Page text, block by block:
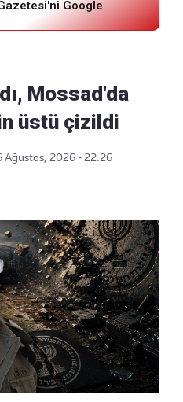
Google
Mossad'da
üstü çizildi
Ağustos, 2026 - 22:26